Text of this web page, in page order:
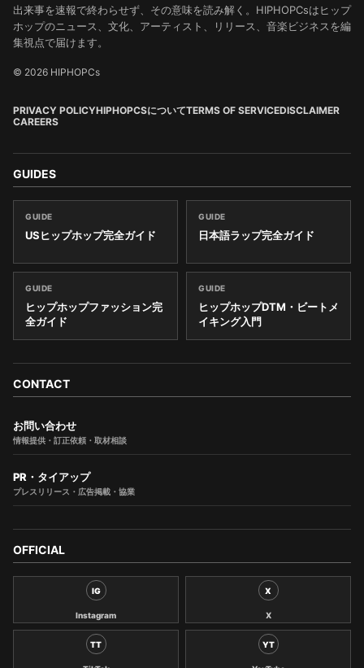
出来事を速報で終わらせず、その意味を読み解く。HIPHOPCsはヒップ
ホップのニュース、文化、アーティスト、リリース、音楽ビジネスを編
集視点で届けます。
© 2026 HIPHOPCs
PRIVACY POLICYHIPHOPCSについてTERMS OF SERVICEDISCLAIMER
CAREERS
GUIDES
GUIDE
USヒップホップ完全ガイド
GUIDE
日本語ラップ完全ガイド
GUIDE
ヒップホップファッション完
全ガイド
GUIDE
ヒップホップDTM・ビートメ
イキング入門
CONTACT
お問い合わせ
情報提供・訂正依頼・取材相談
PR・タイアップ
プレスリリース・広告掲載・協業
OFFICIAL
IG
Instagram
X
X
TT YT